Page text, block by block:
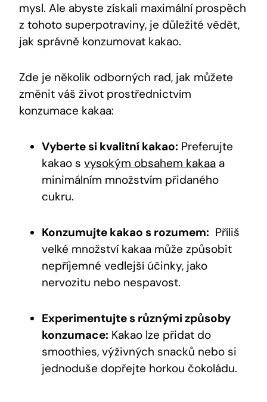
mysl. Ale abyste získali maximální prospěch
z tohoto ‌superpotraviny, je důležité ⁤vědět,
jak správně konzumovat kakao.
Zde je⁤ několik odborných rad, jak můžete
změnit váš život prostřednictvím
konzumace ⁤kakaa:
Vyberte si kvalitní kakao: ⁤Preferujte
kakao ​s vysokým obsahem kakaa a
minimálním ⁣množstvím‌ přidaného
cukru.
Konzumujte kakao s rozumem: ‌ Příliš
velké množství kakaa může způsobit
⁢nepříjemné ‌vedlejší účinky, jako
nervozitu nebo nespavost.
Experimentujte s různými způsoby
⁣konzumace: ⁢Kakao lze přidat do
smoothies, výživných snacků nebo si
jednoduše dopřejte horkou čokoládu.